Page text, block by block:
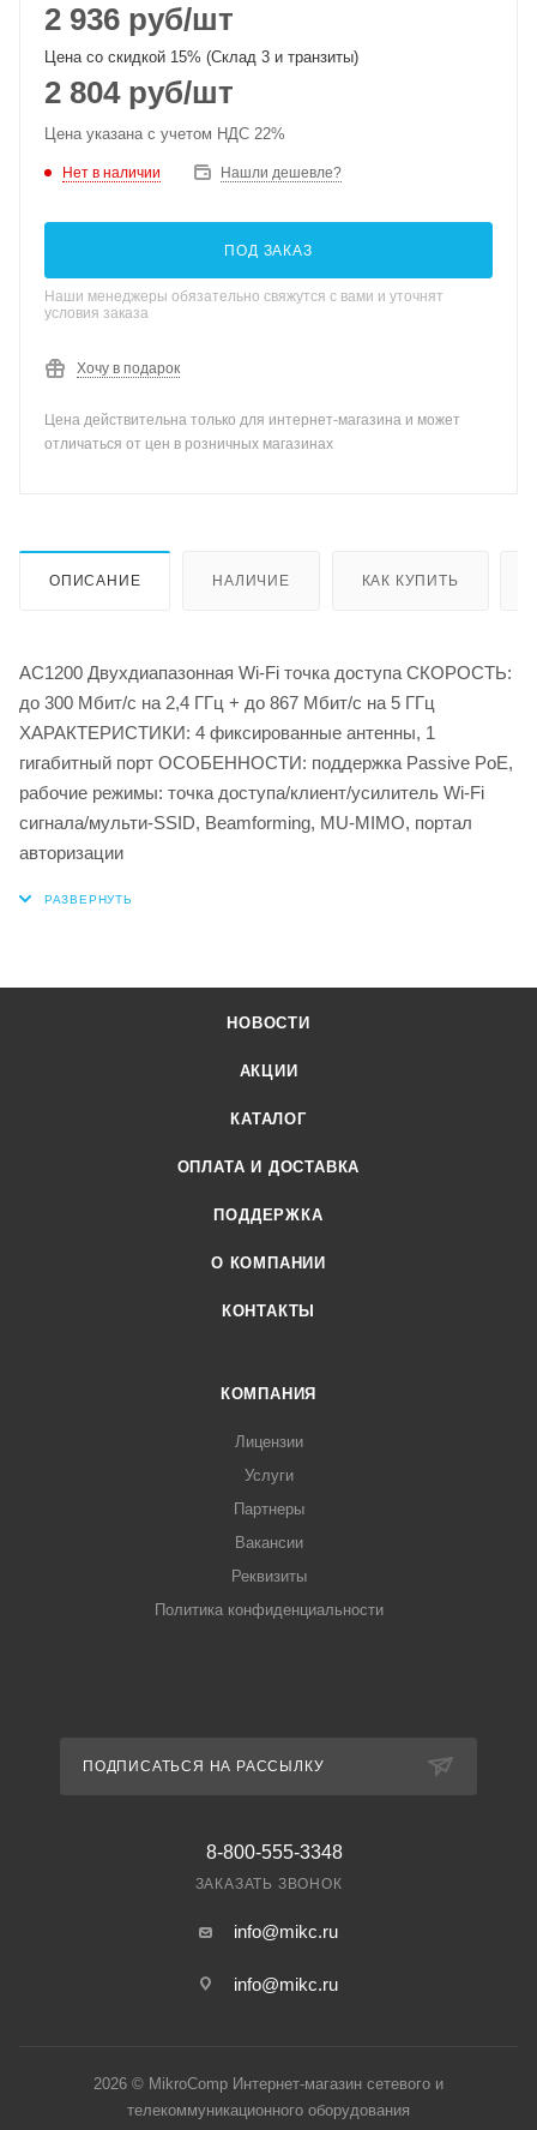
2 936 руб/шт
Цена со скидкой 15% (Склад 3 и транзиты)
2 804руб/шт
Цена указана с учетом НДС 22%
Нет в наличии Нашли дешевле?
ПОД ЗАКАЗ
Наши менеджеры обязательно свяжутся с вами и уточнят
условия заказа
Хочу в подарок
Цена действительна только для интернет-магазина и может
отличаться от цен в розничных магазинах
ОПИСАНИЕ НАЛИЧИЕ КАК КУПИТЬ
AC1200 Двухдиапазонная Wi-Fi точка доступа СКОРОСТЬ:
до 300 Мбит/с на 2,4 ГГц + до 867 Мбит/с на 5 ГГц
ХАРАКТЕРИСТИКИ: 4 фиксированные антенны, 1
гигабитный порт ОСОБЕННОСТИ: поддержка Passive PoE,
рабочие режимы: точка доступа/клиент/усилитель Wi-Fi
сигнала/мульти-SSID, Beamforming, MU-MIMO, портал
авторизации
НОВОСТИ
АКЦИИ
КАТАЛОГ
ОПЛАТА И ДОСТАВКА
ПОДДЕРЖКА
О КОМПАНИИ
КОНТАКТЫ
КОМПАНИЯ
Лицензии
Услуги
Партнеры
Вакансии
Реквизиты
Политика конфиденциальности
ПОДПИСАТЬСЯ НА РАССЫЛКУ
8-800-555-3348
ЗАКАЗАТЬ ЗВОНОК
info@mikc.ru
info@mikc.ru
2026 © MikroComp Интернет-магазин сетевого и
телекоммуникационного оборудования